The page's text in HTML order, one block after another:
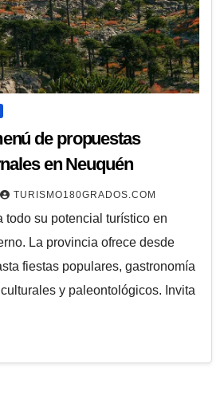
de propuestas
en Neuquén
TURISMO180GRADOS.COM
todo su potencial turístico en
La provincia ofrece desde
fiestas populares, gastronomía
y paleontológicos. Invita